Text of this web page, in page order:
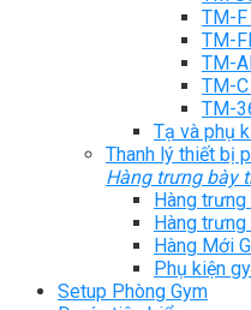
TM-
TM-
TM-
TM-
TM-
Tạ và phụ
Thanh lý thiết bị
Hàng trưng bày
Hàng
Hàng
Hàng Mới
Phụ kiện
Setup Phòng Gym